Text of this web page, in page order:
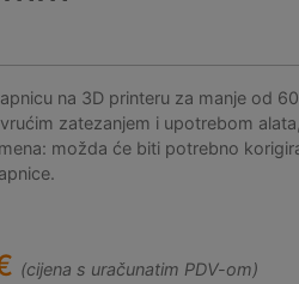
na 3D printeru za manje od
zatezanjem i upotrebom
možda će biti potrebno
(cijena s uračunatim PDV-om)